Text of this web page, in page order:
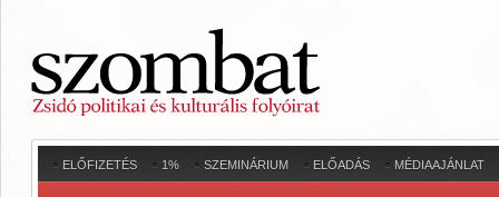
ELŐFIZETÉS 1% SZEMINÁRIUM ELŐADÁS MÉDIAAJÁNLAT